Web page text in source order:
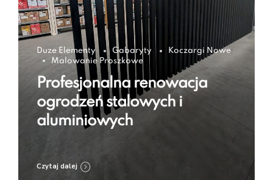
Duze Elementy Gabaryty
Koczargi Nowe
Malowanie Proszkowe
Profesjonalna renowacja
ogrodzeń stalowych i
aluminiowych
Czytaj dalej